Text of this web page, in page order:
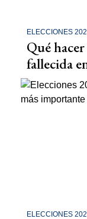
ELECCIONES
Qué
fallecida
ELECCIONES